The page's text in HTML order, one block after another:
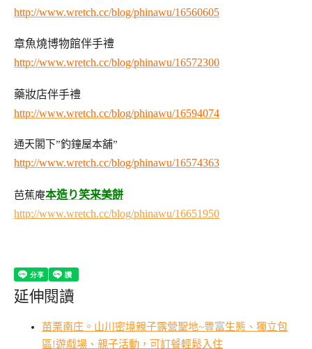
http://www.wretch.cc/blog/phinawu/16560605
章魚燒博物館伴手禮
http://www.wretch.cc/blog/phinawu/16572300
藥妝店伴手禮
http://www.wretch.cc/blog/phinawu/16594074
通天閣下”釣鐘屋本舖”
http://www.wretch.cc/blog/phinawu/16574363
芭蕉庵本造り笑来美餅
http://www.wretch.cc/blog/phinawu/16651950
延伸閱讀
苗栗南庄。山川密境親子露營聖地~豐富生態、獨立包
區!遊戲場、親子活動，可訂餐輕鬆入住